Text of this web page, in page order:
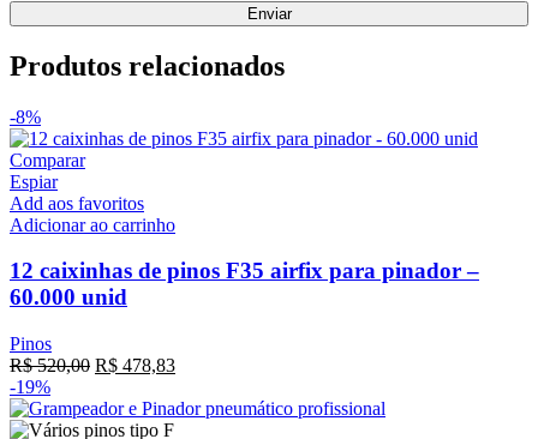
Produtos relacionados
-8%
Comparar
Espiar
Add aos favoritos
Adicionar ao carrinho
12 caixinhas de pinos F35 airfix para pinador –
60.000 unid
Pinos
R$520,00 R$ 478,83
-19%